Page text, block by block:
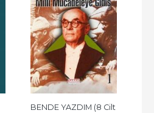
BENDE YAZDIM (8 Cilt